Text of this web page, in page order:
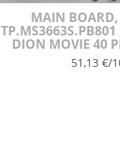
MAIN BOARD,
DION MOVIE 40
51,13 €/